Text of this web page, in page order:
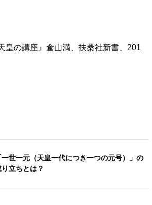
皇の講座』倉山満、扶桑社新書、201
一世一元（天皇一代につき一つの元号）」の
り立ちとは？